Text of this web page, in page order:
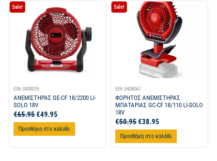
Sale!
EIN-3408035
ΑΝΕΜΙΣΤΗΡΑΣ GE-CF 18/2200 LI-
SOLO 18V
€65.95€49.95
Προσθήκη στο καλάθι
Sale!
EIN-3408061
ΦΟΡΗΤΟΣ ΑΝΕΜΙΣΤΗΡΑΣ
ΜΠΑΤΑΡΙΑΣ GC-CF 18/110 LI-SOLO
18V
€50.95€38.95
Προσθήκη στο καλάθι